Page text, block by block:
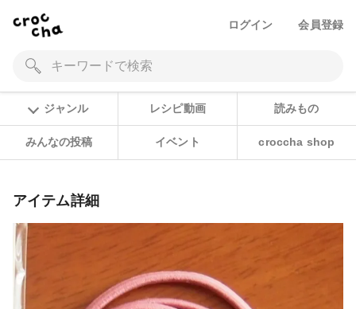
ログイン 会員登録
ジャンル レシピ動画 読みもの
みんなの投稿 イベント croccha shop
アイテム詳細